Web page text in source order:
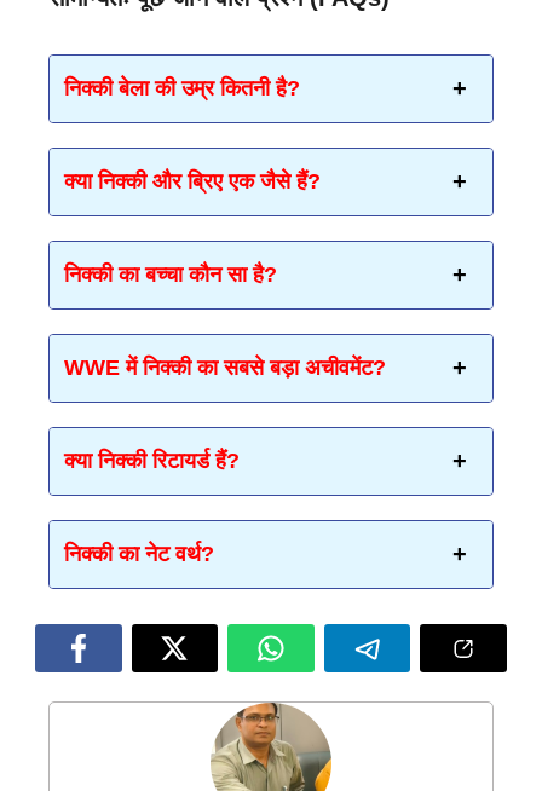
निक्की बेला की उम्र कितनी है?
क्या निक्की और ब्रिए एक जैसे हैं?
निक्की का बच्चा कौन सा है?
WWE में निक्की का सबसे बड़ा अचीवमेंट?
क्या निक्की रिटायर्ड हैं?
निक्की का नेट वर्थ?